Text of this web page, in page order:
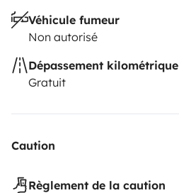
Véhicule fumeur
Non autorisé
Dépassement kilométrique
Gratuit
Caution
Règlement de la caution